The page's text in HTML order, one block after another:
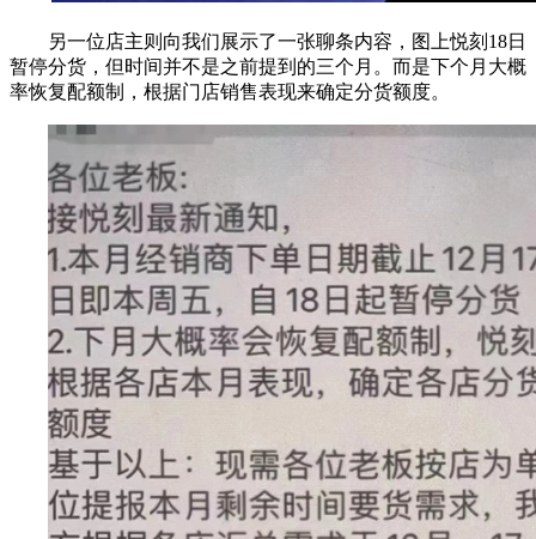
另一位店主则向我们展示了一张聊条内容，图上悦刻18日
暂停分货，但时间并不是之前提到的三个月。而是下个月大概
率恢复配额制，根据门店销售表现来确定分货额度。